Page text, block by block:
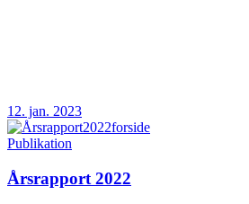
12. jan. 2023
Publikation
Årsrapport 2022